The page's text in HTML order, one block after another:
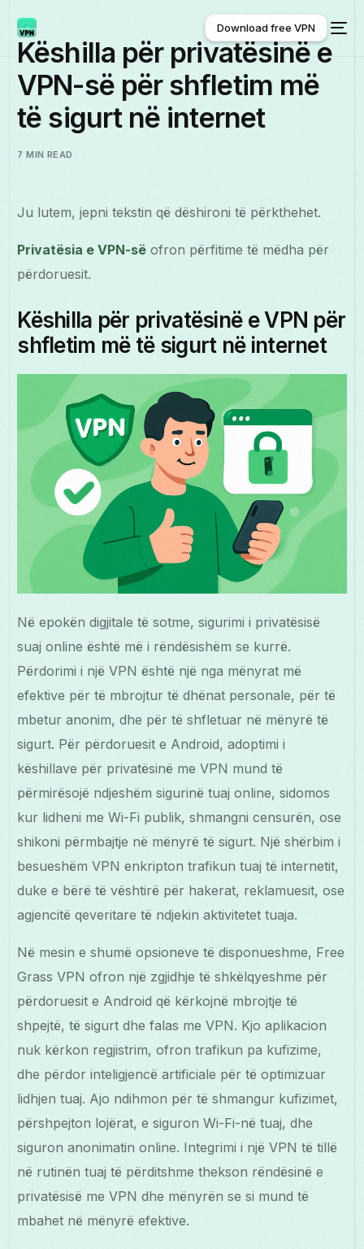
Download free VPN
Download free VPN
Këshilla për privatësinë e
VPN-së për shfletim më
të sigurt në internet
7 MIN READ
Ju lutem, jepni tekstin që dëshironi të përkthehet.
Privatësia e VPN-së ofron përfitime të mëdha për
përdoruesit.
Këshilla për privatësinë e VPN për
shfletim më të sigurt në internet
Në epokën digjitale të sotme, sigurimi i privatësisë
suaj online është më i rëndësishëm se kurrë.
Përdorimi i një VPN është një nga mënyrat më
efektive për të mbrojtur të dhënat personale, për të
mbetur anonim, dhe për të shfletuar në mënyrë të
sigurt. Për përdoruesit e Android, adoptimi i
këshillave për privatësinë me VPN mund të
përmirësojë ndjeshëm sigurinë tuaj online, sidomos
kur lidheni me Wi-Fi publik, shmangni censurën, ose
shikoni përmbajtje në mënyrë të sigurt. Një shërbim i
besueshëm VPN enkripton trafikun tuaj të internetit,
duke e bërë të vështirë për hakerat, reklamuesit, ose
agjencitë qeveritare të ndjekin aktivitetet tuaja.
Në mesin e shumë opsioneve të disponueshme, Free
Grass VPN ofron një zgjidhje të shkëlqyeshme për
përdoruesit e Android që kërkojnë mbrojtje të
shpejtë, të sigurt dhe falas me VPN. Kjo aplikacion
nuk kërkon regjistrim, ofron trafikun pa kufizime,
dhe përdor inteligjencë artificiale për të optimizuar
lidhjen tuaj. Ajo ndihmon për të shmangur kufizimet,
përshpejton lojërat, e siguron Wi-Fi-në tuaj, dhe
siguron anonimatin online. Integrimi i një VPN të tillë
në rutinën tuaj të përditshme thekson rëndësinë e
privatësisë me VPN dhe mënyrën se si mund të
mbahet në mënyrë efektive.